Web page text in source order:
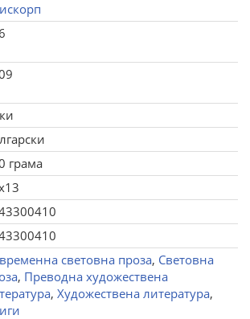
грама
световна проза, Световна
, Преводна художествена
, Художествена литература,